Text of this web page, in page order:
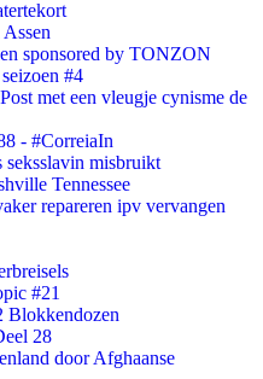
sponsored by TONZON
#4
met een vleugje cynisme de
- #CorreiaIn
seksslavin misbruikt
Tennessee
repareren ipv vervangen
#21
Blokkendozen
28
door Afghaanse